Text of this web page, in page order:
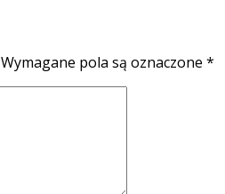
Wymagane pola są oznaczone *